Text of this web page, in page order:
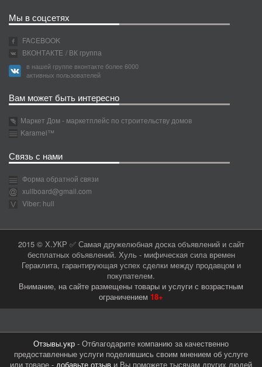
Мы в соцсетях
FACEBOOK
ВКОНТАКТЕ / ВК группа
в нашей группе вконтакте более 6000
активных пользователей
Вам может быть интересно
Маркет Дом - маркетплейс по строительству домов
Karamel™
Связь с нами
Форма обратной связи
xullboard@gmail.com
Viber: hull
2015 © Х.УКР ✅ Самая дружелюбная доска объявлений и сайт
бесплатных объявлений. Хуль - мифическая сила времен
Гераклита, гарантирующая успех сделки между продавцом и
покупателем.
Внимание, на сайте размещены товары и услуги с возрастным
ограничением 18+
Отзывы.укр - Отблагодарите компанию за качественно
предоставленные услуги поделившись своим мнением об услуге
или товаре - добавьте отзыв и Вы поможете тысячам других людей